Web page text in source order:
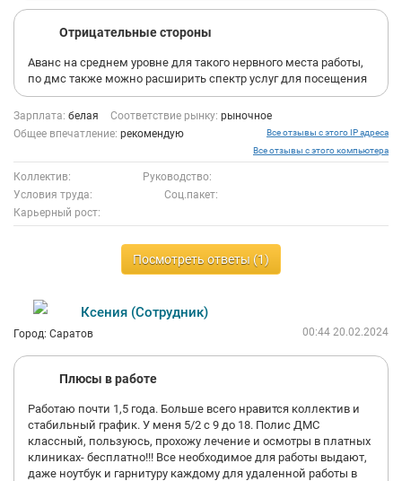
Отрицательные стороны
Аванс на среднем уровне для такого нервного места работы,
по дмс также можно расширить спектр услуг для посещения
Зарплата: белая Соответствие рынку: рыночное
Общее впечатление: рекомендую
Все отзывы с этого IP адреса
Все отзывы с этого компьютера
Коллектив:
Руководство:
Условия труда:
Соц.пакет:
Карьерный рост:
Посмотреть ответы (1)
Ксения (Сотрудник)
Город: Саратов 00:44 20.02.2024
Плюсы в работе
Работаю почти 1,5 года. Больше всего нравится коллектив и
стабильный график. У меня 5/2 с 9 до 18. Полис ДМС
классный, пользуюсь, прохожу лечение и осмотры в платных
клиниках- бесплатно!!! Все необходимое для работы выдают,
даже ноутбук и гарнитуру каждому для удаленной работы в